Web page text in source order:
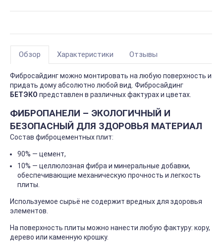
Обзор Характеристики Отзывы
Фибросайдинг можно монтировать на любую поверхность и
придать дому абсолютно любой вид. Фибросайдинг
БЕТЭКО представлен в различных фактурах и цветах.
ФИБРОПАНЕЛИ – ЭКОЛОГИЧНЫЙ И
БЕЗОПАСНЫЙ ДЛЯ ЗДОРОВЬЯ МАТЕРИАЛ
Состав фиброцементных плит:
90% — цемент,
10% — целлюлозная фибра и минеральные добавки,
обеспечивающие механическую прочность и легкость
плиты.
Используемое сырьё не содержит вредных для здоровья
элементов.
На поверхность плиты можно нанести любую фактуру: кору,
дерево или каменную крошку.